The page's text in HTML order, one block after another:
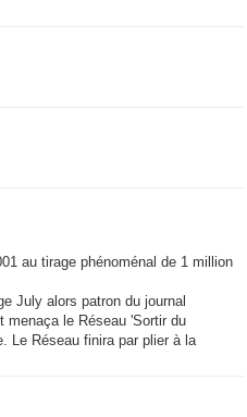
au tirage phénoménal de 1 million
July alors patron du journal
menaça le Réseau 'Sortir du
Le Réseau finira par plier à la